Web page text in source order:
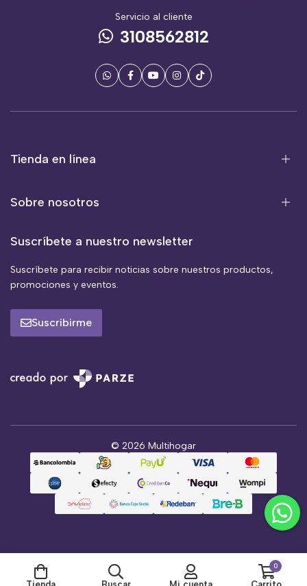
Servicio al cliente
3108562812
Tienda en línea
Sobre nosotros
Suscríbete a nuestro newsletter
Suscríbete para recibir noticias sobre nuestros productos,
promociones y eventos.
Suscribirme
© 2026 Multihogar
Tienda Buscar Mi cuenta
0
Carrito